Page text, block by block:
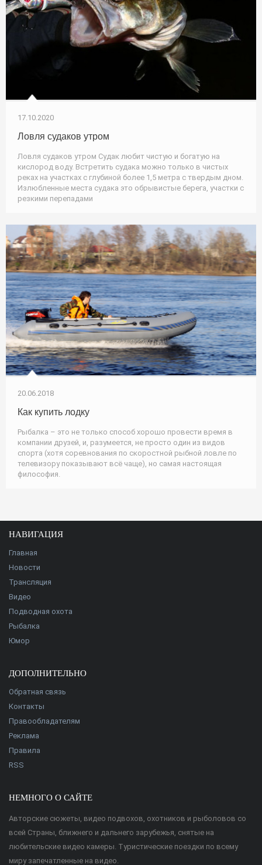
17.10.2020
Ловля судаков утром
Ловля судаков утром Судак любит чистую и богатую на
кислород воду. Встретить судака можно только в чистых
реках на участках с глубиной более 1,5 метра с твердым дном.
Излюбленные места судака это обрывистые берега, участки с
резкими перепадами
20.06.2018
Как купить лодку
Рыбалка – это не только способ хорошо провести время в
компании друзей, и, разумеется, не просто один из видов
спорта (хотя соревнования по скоростной рыбной ловле по
телевизору показывают всё чаще), но самая настоящая
философия.
НАВИГАЦИЯ
Главная
Новости
Трансляция
Видео
Подводная охота
Рыбалка
Юмор
ДОПОЛНИТЕЛЬНО
Обратная связь
Контакты
Правообладателям
Реклама
Правила
RSS
НЕМНОГО О САЙТЕ
Авторские сюжеты, видео подвохов, охотников и рыболовов со
всей Страны, ближнего и дальнего зарубежья, снятые на
любительские видео камеры. Туристические поездки по всему
миру запечатленные на видео.